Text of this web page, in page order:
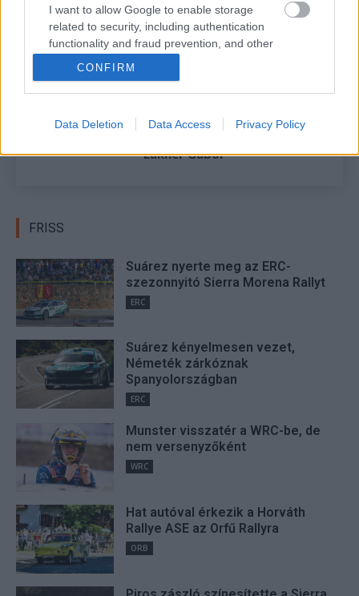
I want to allow Google to enable storage
related to security, including authentication
functionality and fraud prevention, and other
CONFIRM
Data Deletion Data Access Privacy Policy
Jari-Matti Latvala kiemelt Sébastien Ogier
Facebook
Lakner Gábor
FRISS
Suárez nyerte meg az ERC-
szezonnyitó Sierra Morena Rallyt
ERC
Suárez kényelmesen vezet,
Németék zárkóznak
Spanyolországban
ERC
Munster visszatér a WRC-be, de
nem versenyzőként
WRC
Hat autóval érkezik a Horváth
Rallye ASE az Orfű Rallyra
ORB